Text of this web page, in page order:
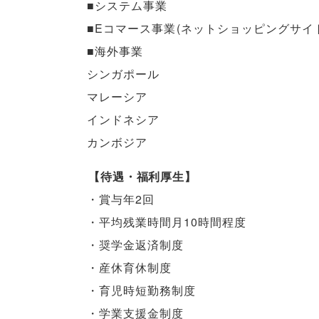
■システム事業
■Eコマース事業(ネットショッピングサイ
■海外事業
シンガポール
マレーシア
インドネシア
カンボジア
【待遇・福利厚生】
・賞与年2回
・平均残業時間月10時間程度
・奨学金返済制度
・産休育休制度
・育児時短勤務制度
・学業支援金制度